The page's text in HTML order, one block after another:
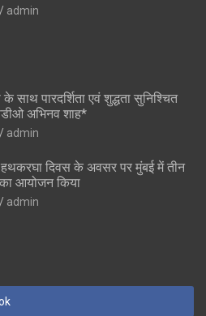
admin
पारदर्शिता एवं शुद्धता सुनिश्चित
अभिनव शाह*
admin
हथकरघा दिवस के अवसर पर मुंबई में तीन
का आयोजन किया
admin